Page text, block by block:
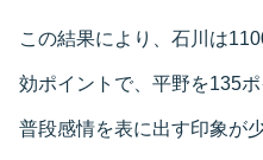
この結果により、石川は
効ポイントで、平野を135
普段感情を表に出す印象が